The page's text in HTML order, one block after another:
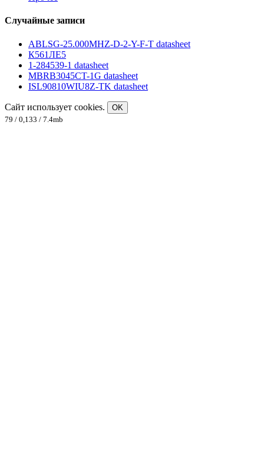
Случайные записи
ABLSG-25.000MHZ-D-2-Y-F-T datasheet
К561ЛЕ5
1-284539-1 datasheet
MBRB3045CT-1G datasheet
ISL90810WIU8Z-TK datasheet
Сайт использует cookies.
OK
79 / 0,133 / 7.4mb